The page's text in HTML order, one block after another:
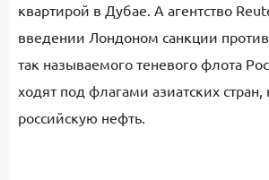
квартирой в Дубае. А агентство
введении Лондоном санкции
так называемого теневого флота
ходят под флагами азиатских стран,
российскую нефть.